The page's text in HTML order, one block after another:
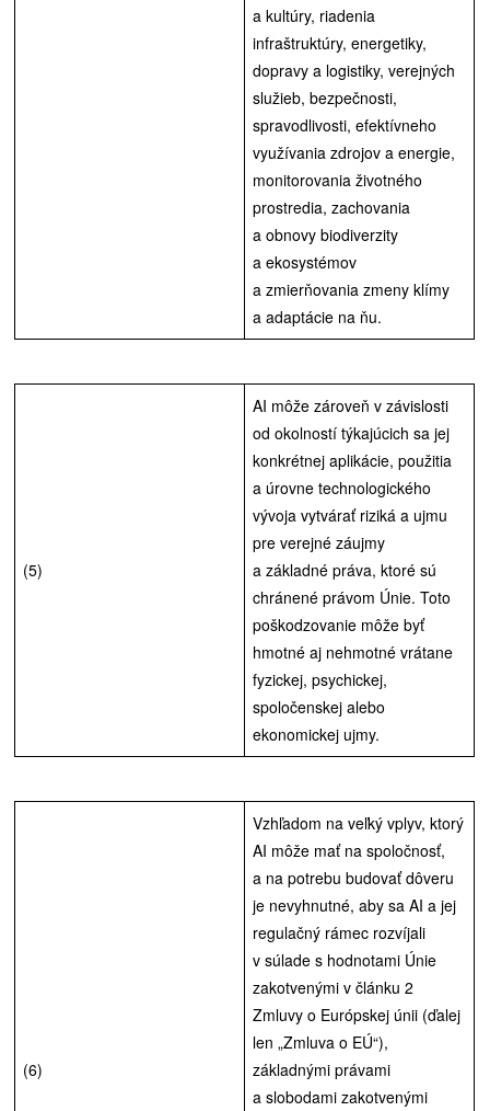
a kultúry, riadenia
infraštruktúry, energetiky,
dopravy a logistiky, verejných
služieb, bezpečnosti,
spravodlivosti, efektívneho
využívania zdrojov a energie,
monitorovania životného
prostredia, zachovania
a obnovy biodiverzity
a ekosystémov
a zmierňovania zmeny klímy
a adaptácie na ňu.
(5)
AI môže zároveň v závislosti
od okolností týkajúcich sa jej
konkrétnej aplikácie, použitia
a úrovne technologického
vývoja vytvárať riziká a ujmu
pre verejné záujmy
a základné práva, ktoré sú
chránené právom Únie. Toto
poškodzovanie môže byť
hmotné aj nehmotné vrátane
fyzickej, psychickej,
spoločenskej alebo
ekonomickej ujmy.
(6)
Vzhľadom na veľký vplyv, ktorý
AI môže mať na spoločnosť,
a na potrebu budovať dôveru
je nevyhnutné, aby sa AI a jej
regulačný rámec rozvíjali
v súlade s hodnotami Únie
zakotvenými v článku 2
Zmluvy o Európskej únii (ďalej
len „Zmluva o EÚ“),
základnými právami
a slobodami zakotvenými